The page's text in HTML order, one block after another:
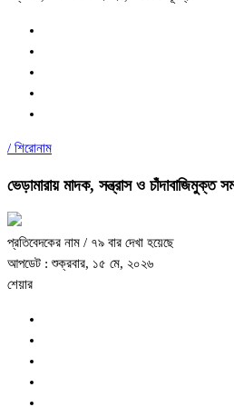
/ শিরোনাম
ভেড়ামারায় মাদক, সন্ত্রাস ও চাঁদাবাজিমুক্ত
প্রতিবেদকের নাম / ৭৯ বার দেখা হয়েছে
আপডেট : শুক্রবার, ১৫ মে, ২০২৬
শেয়ার